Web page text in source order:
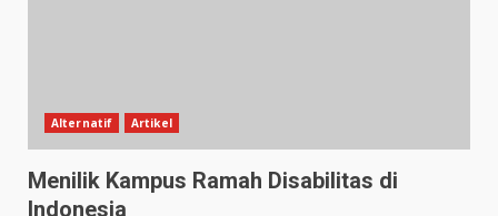
Alternatif Artikel
Menilik Kampus Ramah Disabilitas di
Indonesia